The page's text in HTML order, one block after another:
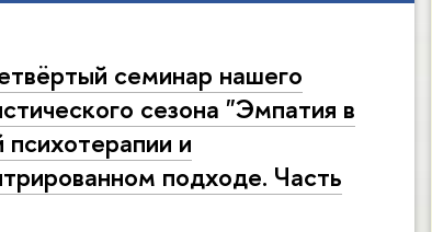
семинар нашего
сезона "Эмпатия в
и
подходе. Часть